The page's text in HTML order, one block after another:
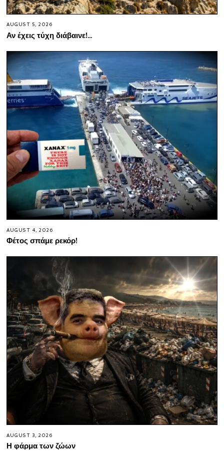
AUGUST 5, 2026
Αν έχεις τύχη διάβαινε!…
AUGUST 4, 2026
Φέτος σπάμε ρεκόρ!
AUGUST 3, 2026
Η φάρμα των ζώων